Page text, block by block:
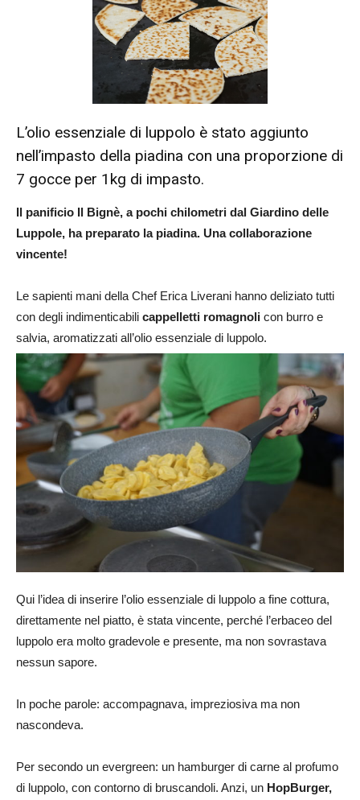
L’olio essenziale di luppolo è stato aggiunto
nell’impasto della piadina con una proporzione di
7 gocce per 1kg di impasto.
Il panificio Il Bignè, a pochi chilometri dal Giardino delle
Luppole, ha preparato la piadina. Una collaborazione
vincente!
Le sapienti mani della Chef Erica Liverani hanno deliziato tutti
con degli indimenticabili cappelletti romagnoli con burro e
salvia, aromatizzati all’olio essenziale di luppolo.
Qui l’idea di inserire l’olio essenziale di luppolo a fine cottura,
direttamente nel piatto, è stata vincente, perché l’erbaceo del
luppolo era molto gradevole e presente, ma non sovrastava
nessun sapore.
In poche parole: accompagnava, impreziosiva ma non
nascondeva.
Per secondo un evergreen: un hamburger di carne al profumo
di luppolo, con contorno di bruscandoli. Anzi, un HopBurger,